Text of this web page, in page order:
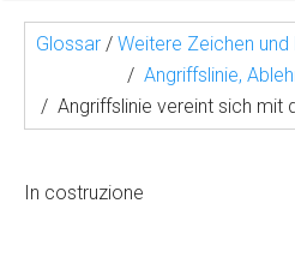
Glossar / Weitere Zeichen und
Angriffslinie,
Angriffslinie vereint sich mit
In costruzione